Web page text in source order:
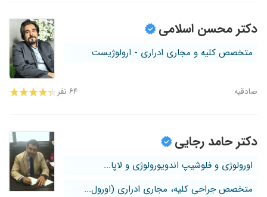
دکتر محسن اسلامی
متخصص کلیه و مجاری ادراری - ارولوژیست
صادقیه ۶۴ نفر
دکتر حامد رجایی
اورولوژی و فلوشیپ اندویورولوژی و لاپا...
متخصص جراحی کلیه، مجاری ادراری (اورول...